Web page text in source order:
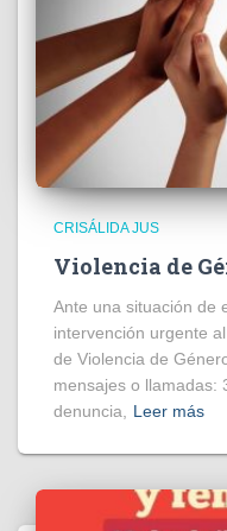
CRISÁLIDA JUS
Violencia de
Ante una situación de
intervención urgente
de Violencia de
mensajes o llamadas:
denuncia, Leer más